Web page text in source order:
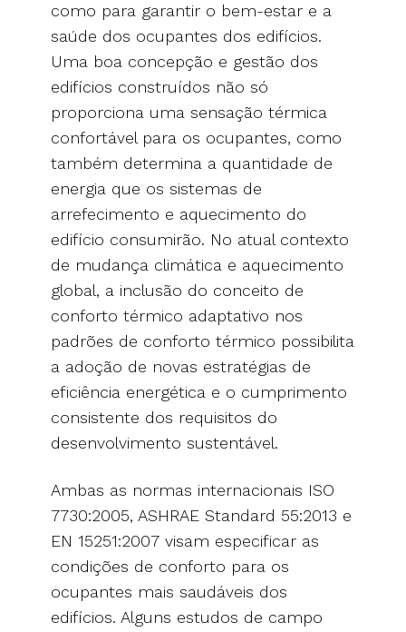
como para garantir o bem-estar e a
saúde dos ocupantes dos edifícios.
Uma boa concepção e gestão dos
edifícios construídos não só
proporciona uma sensação térmica
confortável para os ocupantes, como
também determina a quantidade de
energia que os sistemas de
arrefecimento e aquecimento do
edifício consumirão. No atual contexto
de mudança climática e aquecimento
global, a inclusão do conceito de
conforto térmico adaptativo nos
padrões de conforto térmico possibilita
a adoção de novas estratégias de
eficiência energética e o cumprimento
consistente dos requisitos do
desenvolvimento sustentável.
Ambas as normas internacionais ISO
7730:2005, ASHRAE Standard 55:2013 e
EN 15251:2007 visam especificar as
condições de conforto para os
ocupantes mais saudáveis dos
edifícios. Alguns estudos de campo